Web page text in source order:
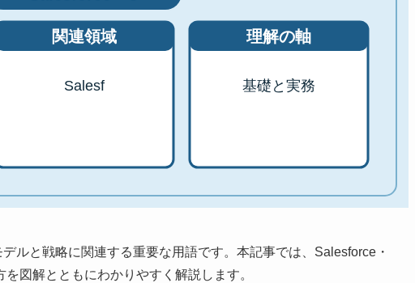
ルと戦略に関連する重要な用語です。本記事では、Salesforce・
図解とともにわかりやすく解説します。